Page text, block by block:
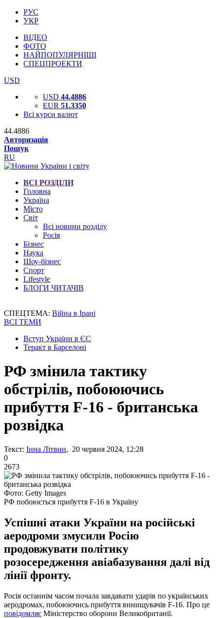
РУС
УКР
ВІДЕО
ФОТО
НАЙПОПУЛЯРНІШІ
СПЕЦПРОЕКТИ
USD
USD 44.4886
EUR 51.3350
Всі курси валют
44.4886
Авторизація
Пошук
RU
ВСІ РОЗДІЛИ
Головна
Україна
Місто
Світ
Всі новини розділу
Росія
Бізнес
Наука
Шоу-бізнес
Спорт
Lifestyle
БЛОГИ ЧИТАЧІВ
СПЕЦТЕМА: Війна в Ірані
ВСІ ТЕМИ
Вступ України в ЄС
Теракт в Барселоні
РФ змінила тактику
обстрілів, побоюючись
прибуття F-16 - британська
розвідка
Текст: Інна Літвин, 20 червня 2024, 12:28
0
2673
Фото: Getty Images
РФ побоюється прибуття F-16 в Україну
Успішні атаки України на російські
аеродроми змусили Росію
продовжувати політику
розосередження авіабазування далі від
лінії фронту.
Росія останнім часом почала завдавати ударів по українських
аеродромах, побоюючись прибуття винищувачів F-16. Про це
повідомляє Міністерство оборони Великобританії.